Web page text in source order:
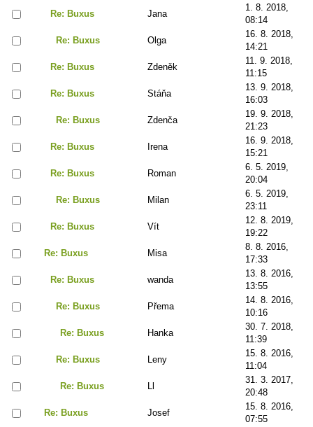
Re: Buxus
Jana
1. 8. 2018,
08:14
Re: Buxus
Olga
16. 8. 2018,
14:21
Re: Buxus
Zdeněk
11. 9. 2018,
11:15
Re: Buxus
Stáňa
13. 9. 2018,
16:03
Re: Buxus
Zdenča
19. 9. 2018,
21:23
Re: Buxus
Irena
16. 9. 2018,
15:21
Re: Buxus
Roman
6. 5. 2019,
20:04
Re: Buxus
Milan
6. 5. 2019,
23:11
Re: Buxus
Vít
12. 8. 2019,
19:22
Re: Buxus
Misa
8. 8. 2016,
17:33
Re: Buxus
wanda
13. 8. 2016,
13:55
Re: Buxus
Přema
14. 8. 2016,
10:16
Re: Buxus
Hanka
30. 7. 2018,
11:39
Re: Buxus
Leny
15. 8. 2016,
11:04
Re: Buxus
Ll
31. 3. 2017,
20:48
Re: Buxus
Josef
15. 8. 2016,
07:55